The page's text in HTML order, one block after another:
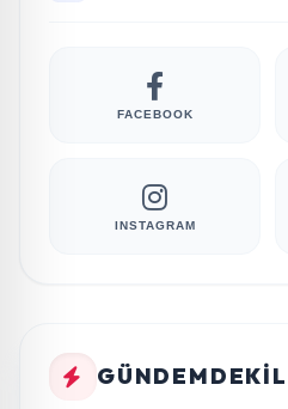
FACEBOOK
INSTAGRAM